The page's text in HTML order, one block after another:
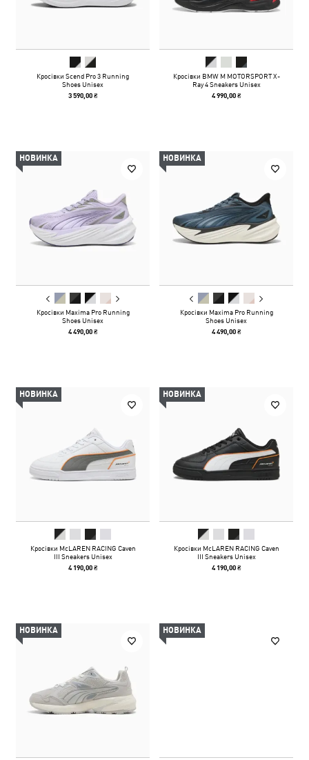
Кросівки Scend Pro 3 Running
Shoes Unisex
3 590,00 ₴
Кросівки BMW M MOTORSPORT X-
Ray 4 Sneakers Unisex
4 990,00 ₴
НОВИНКА
Кросівки Maxima Pro Running
Shoes Unisex
4 490,00 ₴
НОВИНКА
Кросівки Maxima Pro Running
Shoes Unisex
4 490,00 ₴
НОВИНКА
Кросівки McLAREN RACING Caven
III Sneakers Unisex
4 190,00 ₴
НОВИНКА
Кросівки McLAREN RACING Caven
III Sneakers Unisex
4 190,00 ₴
НОВИНКА НОВИНКА